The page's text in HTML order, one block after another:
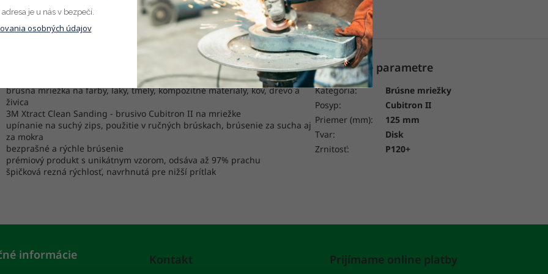
Parametre
brúsna mriežka na farby, laky, tmely, kompozitné materiály, kov, drevo a
živica
3M Xtract Clean Sanding - brusivo Cubitron II na mriežke
upínanie na suchý zips, použitie v ručných brúskach, brúsenie za sucha aj
za mokra
bezprašné a rýchle brúsenie
prémiový produkt s unikátnym vzorom, odsáva až 97% prachu
špičková rezná rýchlosť, navrhnutá pre nižší prítlak
Dodatočné parametre
Kategória:
Brúsne mriežky
Posyp:
Cubitron II
Priemer (mm):
125 mm
Tvar:
Disk
Zrnitosť:
P120+
informácie Kontakt Prijímame online platby
je u nás v bezpečí.
osobných údajov